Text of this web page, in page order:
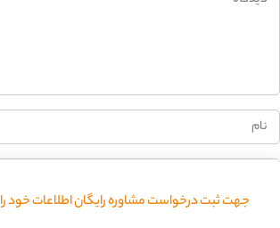
جهت ثبت درخواست مشاوره رایگان اطلاعات خود را